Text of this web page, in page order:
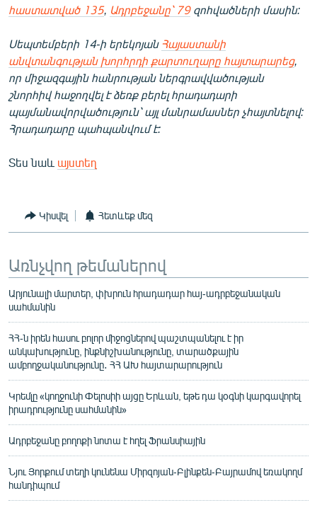
հաստատված 135, Ադրբեջանը՝ 79զոհվածների մասին:
Սեպտեմբերի 14-ի երեկոյան Հայաստանի
անվտանգության խորհրդի քարտուղարը հայտարարեց,
որ միջազգային հանրության ներգրավվածության
շնորհիվ հաջողվել է ձեռք բերել հրադադարի
պայմանավորվածություն՝ այլ մանրամասներ չհայտնելով:
Հրադադարը պահպանվում է:
Տես նաև այստեղ
Կիսվել Հետևեք մեզ
Առնչվող թեմաներով
Արյունալի մարտեր, փխրուն հրադադար հայ-ադրբեջանական
սահմանին
ՀՀ-ն իրեն հասու բոլոր միջոցներով պաշտպանելու է իր
անկախությունը, ինքնիշխանությունը, տարածքային
ամբողջականությունը․ ՀՀ ԱԽ հայտարարություն
Կրեմլը «կողջունի Փելոսիի այցը Երևան, եթե դա կօգնի կարգավորել
իրադրությունը սահմանին»
Ադրբեջանը բողոքի նոտա է հղել Ֆրանսիային
Նյու Յորքում տեղի կունենա Միրզոյան-Բլինքեն-Բայրամով եռակողմ
հանդիպում